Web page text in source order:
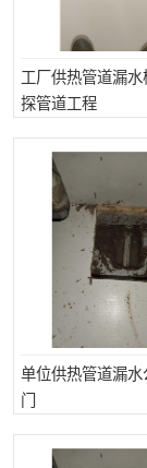
工厂供热管道漏
探管道工程
单位供热管道漏水
门